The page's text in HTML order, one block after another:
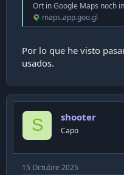
Ort in Google Maps noch
maps.app.goo.gl
Por lo que he visto
usados.
S shooter
Capo
15 Octubre 2025